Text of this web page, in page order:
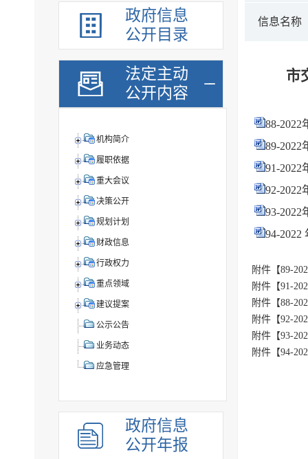
政府信息
公开目录
法定主动
公开内容
机构简介
履职依据
重大会议
决策公开
规划计划
财政信息
行政权力
重点领域
建议提案
公示公告
业务动态
应急管理
政府信息
公开年报
信息名称
市
88-2022
89-2022
91-2022
92-2022
93-2022
94-2022
附件【89-
附件【91-
附件【88-
附件【92-
附件【93-
附件【94-